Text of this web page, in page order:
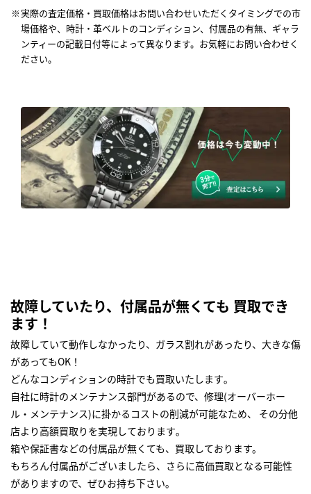
実際の査定価格・買取価格はお問い合わせいただくタイミングでの市
場価格や、時計・革ベルトのコンディション、付属品の有無、ギャラ
ンティーの記載日付等によって異なります。お気軽にお問い合わせく
ださい。
故障していたり、付属品が無くても 買取でき
ます！
故障していて動作しなかったり、ガラス割れがあったり、大きな傷
があってもOK！
どんなコンディションの時計でも買取いたします｡
自社に時計のメンテナンス部門があるので、修理(オーバーホー
ル・メンテナンス)に掛かるコストの削減が可能なため、 その分他
店より高額買取りを実現しております｡
箱や保証書などの付属品が無くても、買取しております。
もちろん付属品がございましたら、さらに高価買取となる可能性
がありますので、ぜひお持ち下さい｡